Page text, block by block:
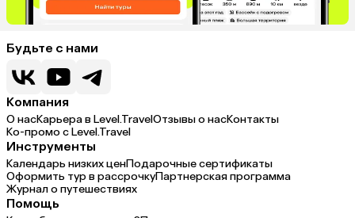
Будьте с нами
Компания
О насКарьера в Level.TravelОтзывы о насКонтакты
Ко-промо с Level.Travel
Инструменты
Календарь низких ценПодарочные сертификаты
Оформить тур в рассрочкуПартнерская программа
Журнал о путешествиях
Помощь